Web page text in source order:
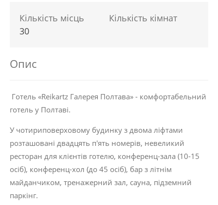
Кількість місць
30
Кількість кімнат
Опис
Готель «Reikartz Галерея Полтава» - комфортабельний
готель у Полтаві.
У чотириповерховому будинку з двома ліфтами
розташовані двадцять п'ять номерів, невеликий
ресторан для клієнтів готелю, конференц-зала (10-15
осіб), конференц-хол (до 45 осіб), бар з літнім
майданчиком, тренажерний зал, сауна, підземний
паркінг.